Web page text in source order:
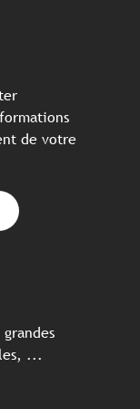
de votre
...